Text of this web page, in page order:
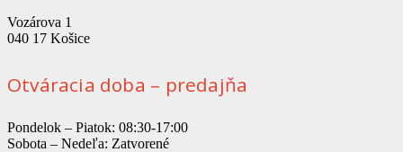
Vozárova 1
040 17 Košice
Otváracia doba – predajňa
Pondelok – Piatok: 08:30-17:00
Sobota – Nedeľa: Zatvorené